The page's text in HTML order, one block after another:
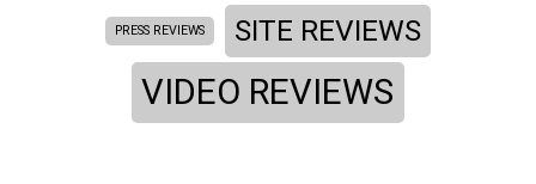
PRESS REVIEWS SITE REVIEWS
VIDEO REVIEWS